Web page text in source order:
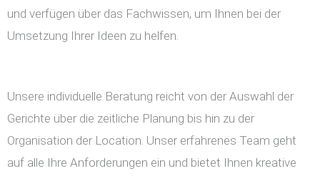
und verfügen über das Fachwissen, um Ihnen bei der
Umsetzung Ihrer Ideen zu helfen.
Unsere individuelle Beratung reicht von der Auswahl der
Gerichte über die zeitliche Planung bis hin zu der
Organisation der Location. Unser erfahrenes Team geht
auf alle Ihre Anforderungen ein und bietet Ihnen kreative